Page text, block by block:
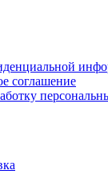
соглашение